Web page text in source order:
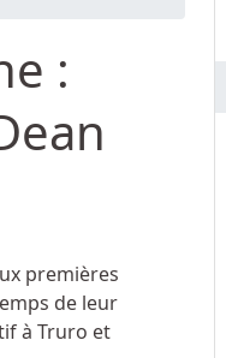
:
premières
de leur
à Truro et